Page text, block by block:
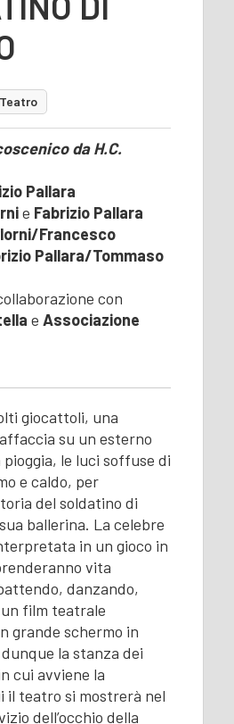
da H.C.
Pallara
e Fabrizio Pallara
Francesco
Pallara/Tommaso
con
e Associazione
giocattoli, una
su un esterno
pioggia, le luci soffuse di
e caldo, per
del soldatino di
ballerina. La celebre
in un gioco in
vita
danzando,
film teatrale
grande schermo in
la stanza dei
cui avviene la
il teatro si mostrerà nel
dell’occhio della